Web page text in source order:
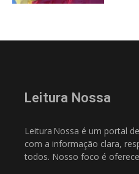
Leitura Nossa
Leitura Nossa é um portal
com a informação clara,
todos. Nosso foco é